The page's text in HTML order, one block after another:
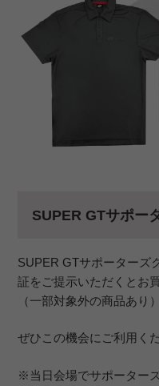
SUPER GTサポー
SUPER GTサポーターズ
証をご提示いただくとお
（一部対象外の商品あり）
ぜひこの機会にご利用く
※当日会場でサポーター